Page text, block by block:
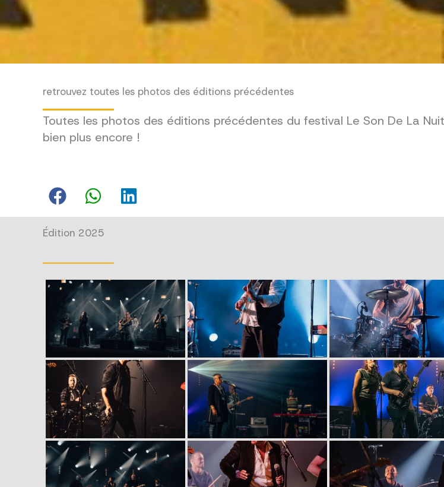
retrouvez toutes les photos des éditions précédentes
Toutes les photos des éditions précédentes du festival Le Son De La
bien plus encore !
Édition 2025